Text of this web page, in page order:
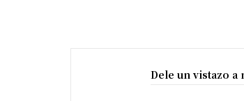
Dele un vistazo